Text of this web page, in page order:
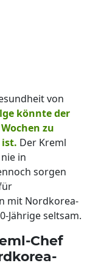
von
könnte der
zu
Der Kreml
in
sorgen
mit Nordkorea-
Jährige seltsam.
Chef